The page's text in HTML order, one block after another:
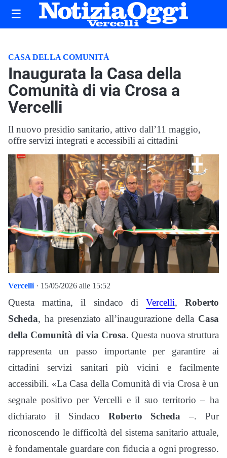
☰
CASA DELLA COMUNITÀ
Inaugurata la Casa della
Comunità di via Crosa a
Vercelli
Il nuovo presidio sanitario, attivo dall’11 maggio,
offre servizi integrati e accessibili ai cittadini
Vercelli · 15/05/2026 alle 15:52
Questa mattina, il sindaco di Vercelli,Roberto
Scheda, ha presenziato all’inaugurazione della Casa
della Comunità di via Crosa. Questa nuova struttura
rappresenta un passo importante per garantire ai
cittadini servizi sanitari più vicini e facilmente
accessibili. «La Casa della Comunità di via Crosa è un
segnale positivo per Vercelli e il suo territorio – ha
dichiarato il Sindaco Roberto Scheda –. Pur
riconoscendo le difficoltà del sistema sanitario attuale,
è fondamentale guardare con fiducia a ogni progresso.